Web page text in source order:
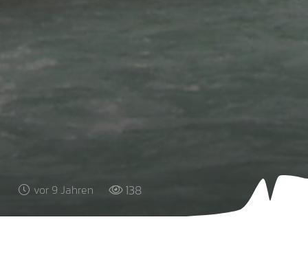
vor 9 Jahren 138